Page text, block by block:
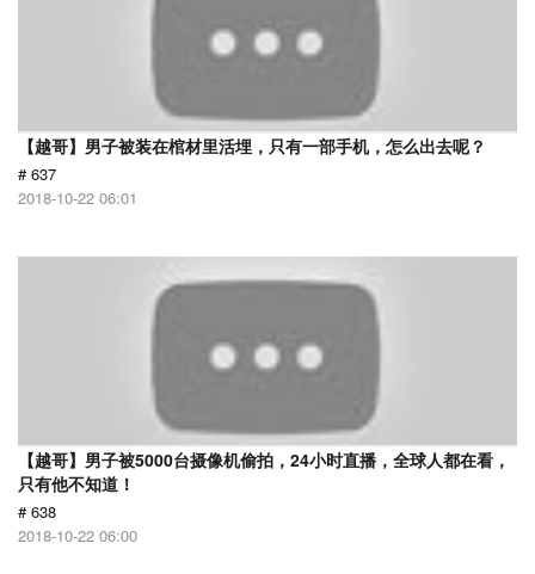
【越哥】男子被装在棺材里活埋，只有一部手机，怎么出去呢？
# 637
2018-10-22 06:01
【越哥】男子被5000台摄像机偷拍，24小时直播，全球人都在看，
只有他不知道！
# 638
2018-10-22 06:00